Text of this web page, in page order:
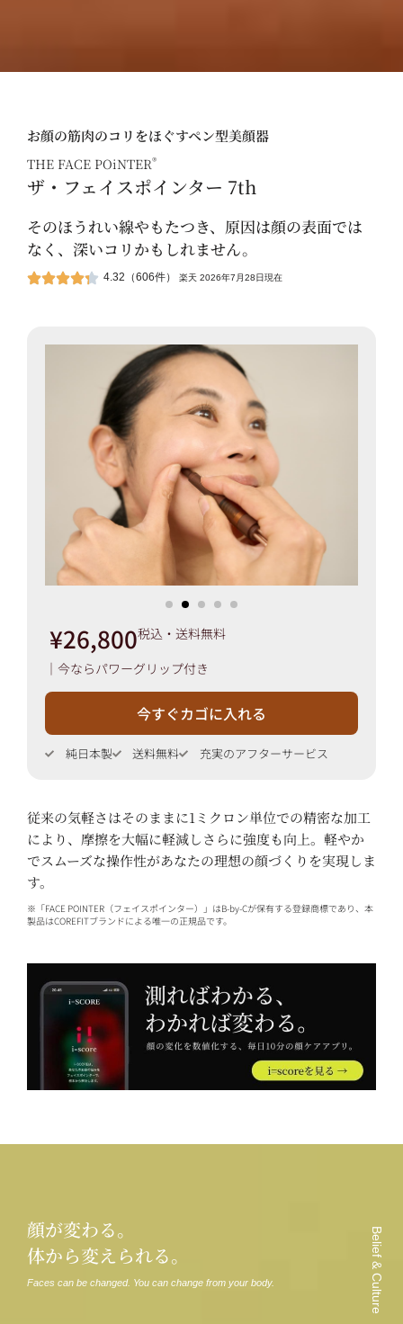
お顔の筋肉のコリをほぐすペン型美顔器
THE FACE POiNTER®
ザ・フェイスポインター 7th
そのほうれい線やもたつき、原因は顔の表面では
なく、深いコリかもしれません。
4.32（606件） 楽天 2026年7月28日現在
¥26,800税込・送料無料
｜今ならパワーグリップ付き
今すぐカゴに入れる
純日本製 送料無料 充実のアフターサービス
従来の気軽さはそのままに1ミクロン単位での精密な加工
により、摩擦を大幅に軽減しさらに強度も向上。軽やか
でスムーズな操作性があなたの理想の顔づくりを実現しま
す。
※「FACE POINTER（フェイスポインター）」はB-by-Cが保有する登録商標であり、本
製品はCOREFITブランドによる唯一の正規品です。
Belief & Culture
顔が変わる。
体から変えられる。
Faces can be changed. You can change from your body.